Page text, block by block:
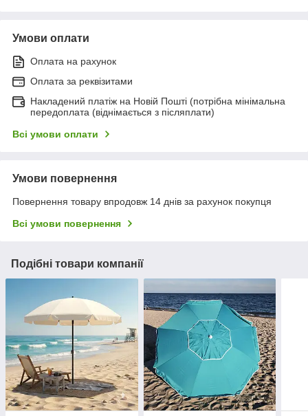
Умови оплати
Оплата на рахунок
Оплата за реквізитами
Накладений платіж на Новій Пошті (потрібна мінімальна
передоплата (віднімається з післяплати)
Всі умови оплати
Умови повернення
Повернення товару впродовж 14 днів за рахунок покупця
Всі умови повернення
Подібні товари компанії